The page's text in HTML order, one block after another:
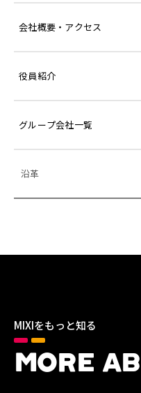
会社概要・アクセス
役員紹介
グループ会社一覧
沿革
MIXIをもっと知る
MORE